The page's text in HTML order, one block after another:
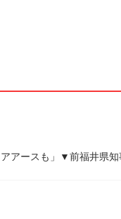
アアースも」▼前福井